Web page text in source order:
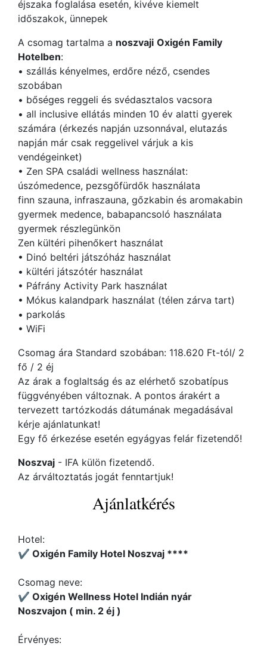
éjszaka foglalása esetén, kivéve kiemelt
időszakok, ünnepek
A csomag tartalma a noszvaji Oxigén Family
Hotelben:
• szállás kényelmes, erdőre néző, csendes
szobában
• bőséges reggeli és svédasztalos vacsora
• all inclusive ellátás minden 10 év alatti gyerek
számára (érkezés napján uzsonnával, elutazás
napján már csak reggelivel várjuk a kis
vendégeinket)
• Zen SPA családi wellness használat:
úszómedence, pezsgőfürdők használata
finn szauna, infraszauna, gőzkabin és aromakabin
gyermek medence, babapancsoló használata
gyermek részlegünkön
Zen kültéri pihenőkert használat
• Dinó beltéri játszóház használat
• kültéri játszótér használat
• Páfrány Activity Park használat
• Mókus kalandpark használat (télen zárva tart)
• parkolás
• WiFi
Csomag ára Standard szobában: 118.620 Ft-tól/ 2
fő / 2 éj
Az árak a foglaltság és az elérhető szobatípus
függvényében változnak. A pontos árakért a
tervezett tartózkodás dátumának megadásával
kérje ajánlatunkat!
Egy fő érkezése esetén egyágyas felár fizetendő!
Noszvaj - IFA külön fizetendő.
Az árváltoztatás jogát fenntartjuk!
Ajánlatkérés
Hotel:
✔️ Oxigén Family Hotel Noszvaj ****
Csomag neve:
✔️ Oxigén Wellness Hotel Indián nyár
Noszvajon ( min. 2 éj )
Érvényes: